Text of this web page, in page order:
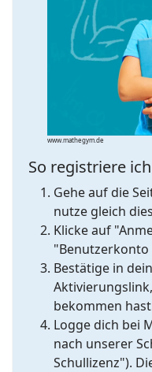
www.mathegym.de
So registriere
Gehe auf die
nutze gleich
Klicke auf
Bestätige in
bekommen
Logge dich bei
nach unserer
Schullizenz").